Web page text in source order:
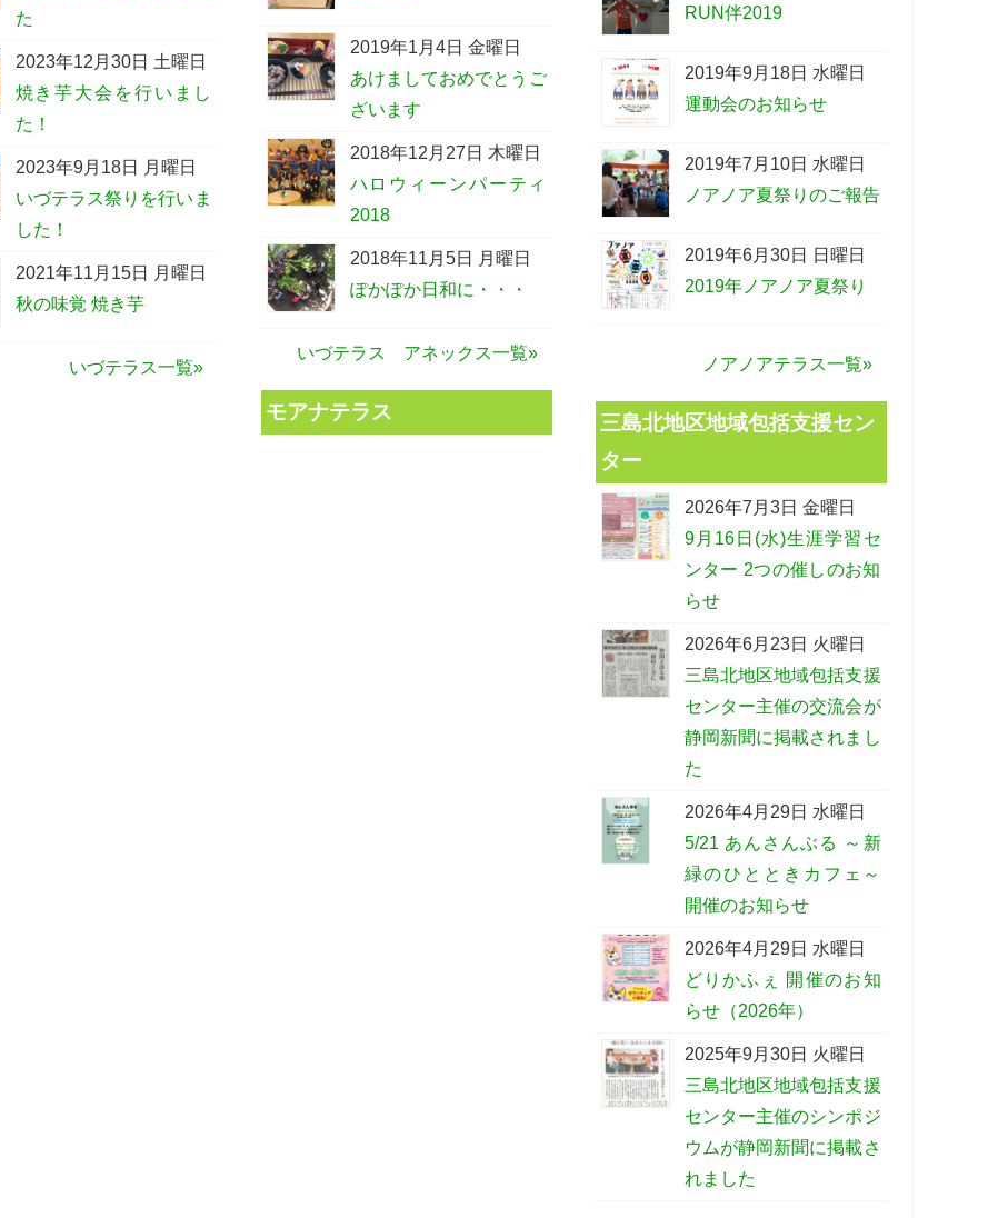
た
2023年12月30日 土曜日
焼き芋大会を行いまし
た！
2023年9月18日 月曜日
いづテラス祭りを行いま
した！
2021年11月15日 月曜日
秋の味覚 焼き芋
いづテラス一覧»
2019年1月4日 金曜日
あけましておめでとうご
ざいます
2018年12月27日 木曜日
ハロウィーンパーティ
2018
2018年11月5日 月曜日
ぽかぽか日和に・・・
いづテラス アネックス一覧»
モアナテラス
RUN伴2019
2019年9月18日 水曜日
運動会のお知らせ
2019年7月10日 水曜日
ノアノア夏祭りのご報告
2019年6月30日 日曜日
2019年ノアノア夏祭り
ノアノアテラス一覧»
三島北地区地域包括支援セン
ター
2026年7月3日 金曜日
9月16日(水)生涯学習セ
ンター 2つの催しのお知
らせ
2026年6月23日 火曜日
三島北地区地域包括支援
センター主催の交流会が
静岡新聞に掲載されまし
た
2026年4月29日 水曜日
5/21 あんさんぶる ～新
緑のひとときカフェ～
開催のお知らせ
2026年4月29日 水曜日
どりかふぇ 開催のお知
らせ（2026年）
2025年9月30日 火曜日
三島北地区地域包括支援
センター主催のシンポジ
ウムが静岡新聞に掲載さ
れました